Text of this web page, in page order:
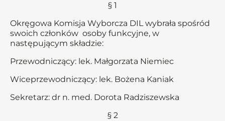
§ 1
Okręgowa Komisja Wyborcza DIL wybrała spośród
swoich członków osoby funkcyjne, w
następującym składzie:
Przewodniczący: lek. Małgorzata Niemiec
Wiceprzewodniczący: lek. Bożena Kaniak
Sekretarz: dr n. med. Dorota Radziszewska
§ 2